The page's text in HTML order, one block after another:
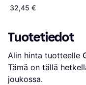
32,45 €
Tuotetiedot
Alin hinta tuotteelle
Tämä on tällä
joukossa.